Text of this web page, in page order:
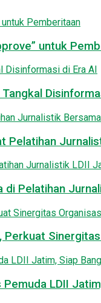
untuk
Pelatihan
di Pelatihan
Perkuat
LDII